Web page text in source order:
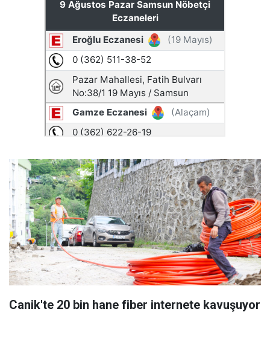
Canik'te 20 bin hane fiber internete kavuşuyor